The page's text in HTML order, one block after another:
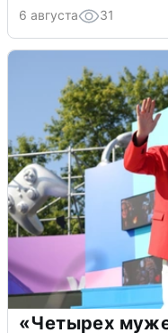
6 августа 31
«Четырех